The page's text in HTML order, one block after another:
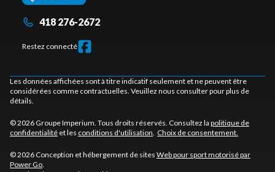
418 276-2672
Restez connecté
Les données affichées sont à titre indicatif seulement et ne peuvent être
considérées comme contractuelles. Veuillez nous consulter pour plus de
détails.
© 2026 Groupe Imperium. Tous droits réservés. Consultez la politique de
confidentialité et les conditions d'utilisation Choix de consentement.
© 2026 Conception et hébergement de sites Web pour sport motorisé par
Power Go